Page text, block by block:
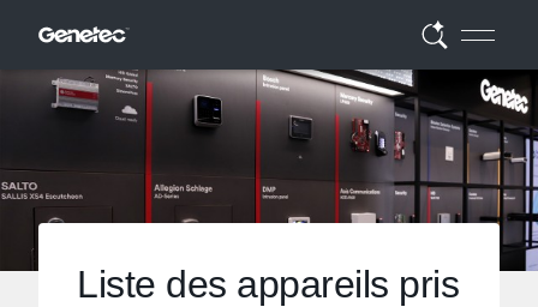
Liste des appareils pris